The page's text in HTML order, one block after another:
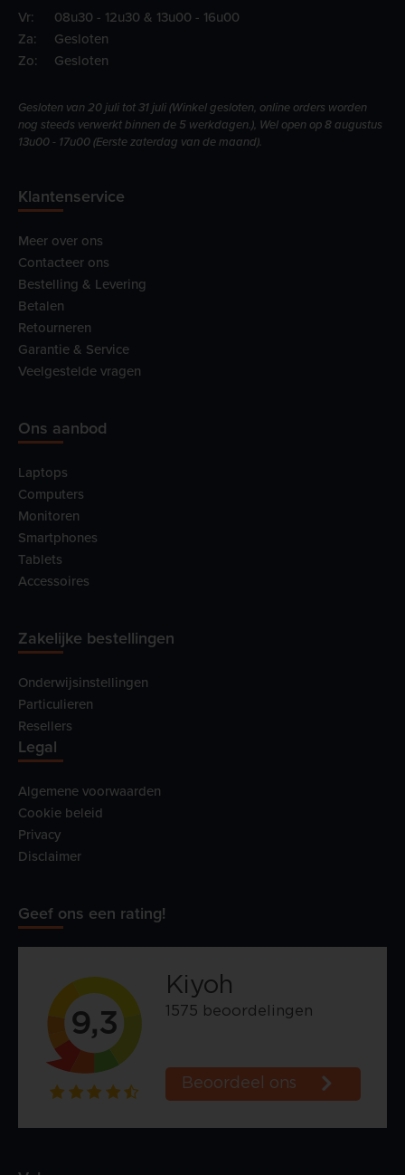
Vr:
08u30 - 12u30 & 13u00 - 16u00
Za:
Gesloten
Zo:
Gesloten
Gesloten van 20 juli tot 31 juli (Winkel gesloten, online orders worden
nog steeds verwerkt binnen de 5 werkdagen.), Wel open op 8 augustus
13u00 - 17u00 (Eerste zaterdag van de maand).
Klantenservice
Meer over ons
Contacteer ons
Bestelling & Levering
Betalen
Retourneren
Garantie & Service
Veelgestelde vragen
Ons aanbod
Laptops
Computers
Monitoren
Smartphones
Tablets
Accessoires
Zakelijke bestellingen
Onderwijsinstellingen
Particulieren
Resellers
Legal
Algemene voorwaarden
Cookie beleid
Privacy
Disclaimer
Geef ons een rating!